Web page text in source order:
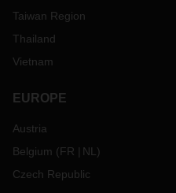
Taiwan Region
Thailand
Vietnam
EUROPE
Austria
Belgium (FR NL )
Czech Republic